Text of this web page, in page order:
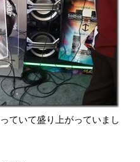
ていて盛り上がっていまし